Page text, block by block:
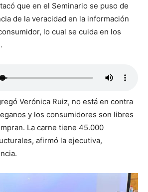
que en el Seminario se puso de
de la veracidad en la información
lo cual se cuida en los
Verónica Ruiz, no está en contra
y los consumidores son libres
La carne tiene 45.000
afirmó la ejecutiva,